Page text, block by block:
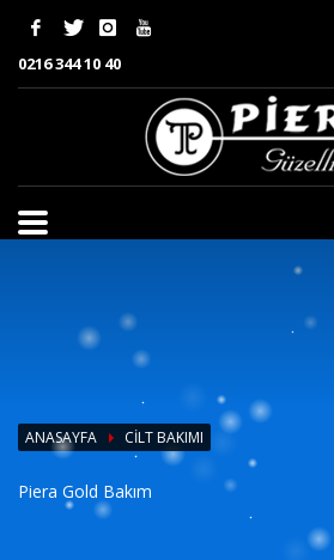
0216 344 10 40
ANASAYFA CILT BAKIMI
Piera Gold Bakım